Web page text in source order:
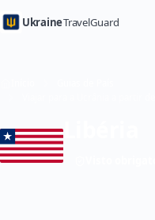
UkraineTravelGuard